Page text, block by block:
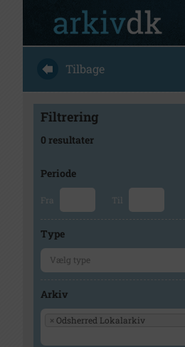
Tilbage
Filtrering
0 resultater
Periode
Fra Til
Type
Arkiv
× Odsherred Lokalarkiv